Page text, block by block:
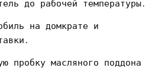
до рабочей температуры․
на домкрате и
пробку масляного поддона